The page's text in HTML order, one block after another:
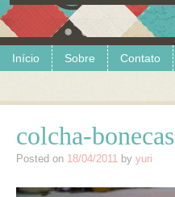
Menu
Skip to content
Início Sobre Contato
colcha-bonecas
Posted on 18/04/2011 by yuri